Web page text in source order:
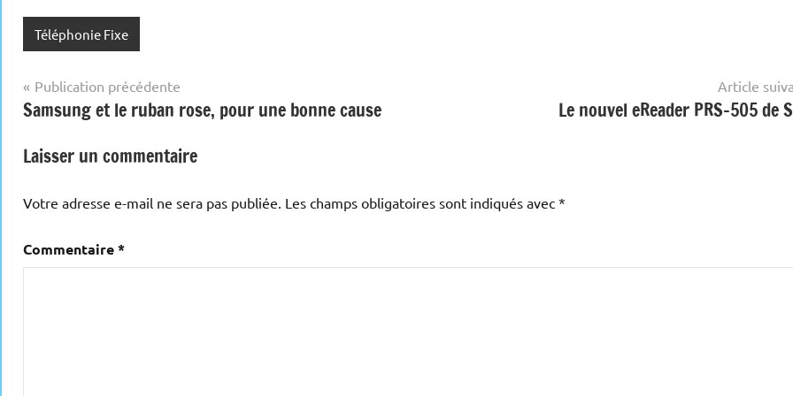
Téléphonie Fixe
Navigation
de
l’article
Publication précédente
Samsung et le ruban rose, pour une bonne cause
Article
Le nouvel eReader PRS-505 de
Laisser un commentaire
Votre adresse e-mail ne sera pas publiée. Les champs obligatoires sont indiqués avec *
Commentaire*